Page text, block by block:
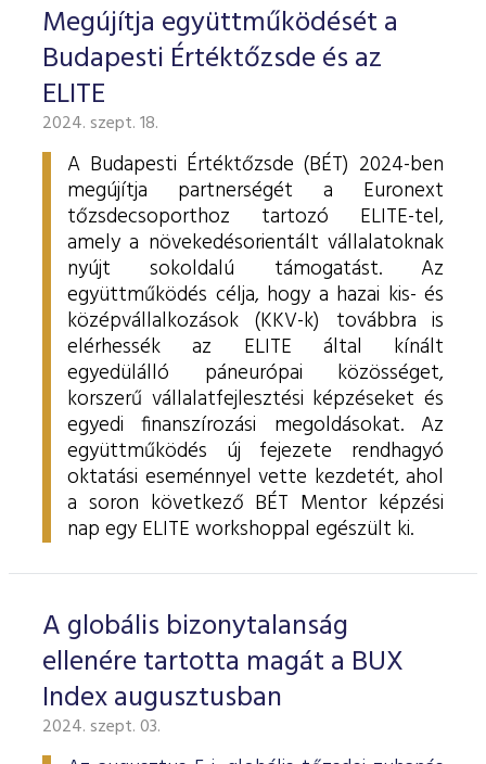
Megújítja együttműködését a
Budapesti Értéktőzsde és az
ELITE
2024. szept. 18.
A Budapesti Értéktőzsde (BÉT) 2024-ben
megújítja partnerségét a Euronext
tőzsdecsoporthoz tartozó ELITE-tel,
amely a növekedésorientált vállalatoknak
nyújt sokoldalú támogatást. Az
együttműködés célja, hogy a hazai kis- és
középvállalkozások (KKV-k) továbbra is
elérhessék az ELITE által kínált
egyedülálló páneurópai közösséget,
korszerű vállalatfejlesztési képzéseket és
egyedi finanszírozási megoldásokat. Az
együttműködés új fejezete rendhagyó
oktatási eseménnyel vette kezdetét, ahol
a soron következő BÉT Mentor képzési
nap egy ELITE workshoppal egészült ki.
A globális bizonytalanság
ellenére tartotta magát a BUX
Index augusztusban
2024. szept. 03.